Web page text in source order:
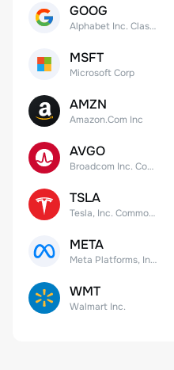
GOOG
Alphabet Inc. Class C Capital Stock
MSFT
Microsoft Corp
AMZN
Amazon.Com Inc
AVGO
Broadcom Inc. Common Stock
TSLA
Tesla, Inc. Common Stock
META
Meta Platforms, Inc. Class A Common Stock
WMT
Walmart Inc.